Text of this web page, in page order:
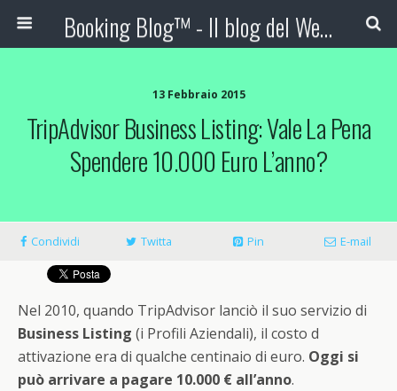
Booking Blog™ - Il blog del Web Marketing Turistico
13 Febbraio 2015
TripAdvisor Business Listing: Vale La Pena
Spendere 10.000 Euro L’anno?
Condividi Twitta Pin E-mail
Nel 2010, quando TripAdvisor lanciò il suo servizio di
Business Listing (i Profili Aziendali), il costo d
attivazione era di qualche centinaio di euro. Oggi si
può arrivare a pagare 10.000 € all’anno.